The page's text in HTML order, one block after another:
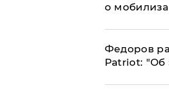
о
Федоров
Patriot: "Об